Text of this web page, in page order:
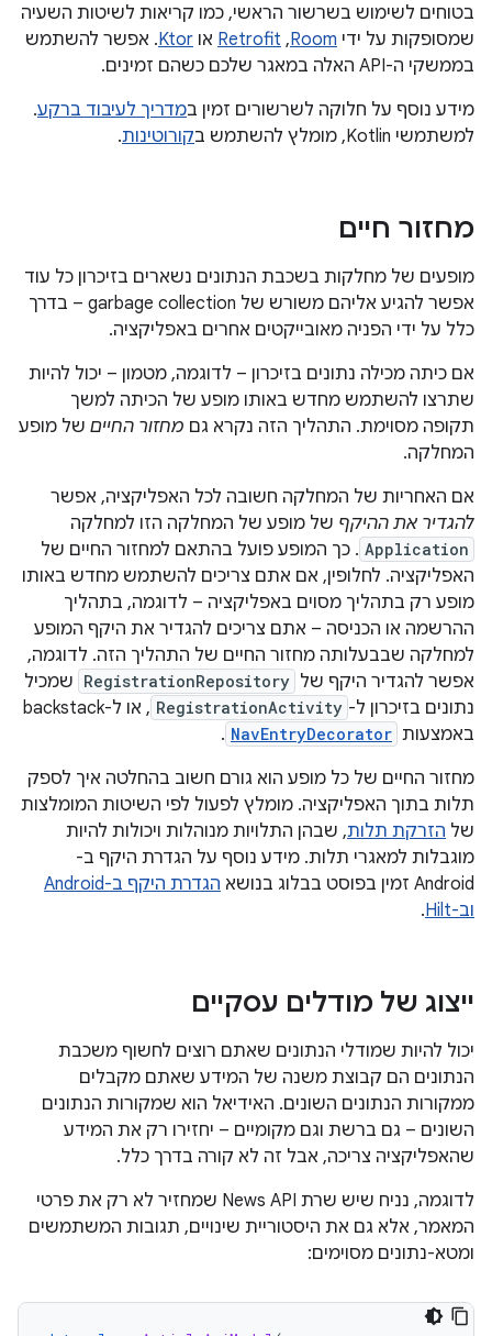
בטוחים לשימוש בשרשור הראשי, כמו קריאות לשיטות השעיה
שמסופקות על ידי Room
,‏
Retrofit או Ktor. אפשר להשתמש
בממשקי ה-API האלה במאגר שלכם כשהם זמינים.
מידע נוסף על חלוקה לשרשורים זמין במדריך לעיבוד ברקע.
למשתמשי Kotlin, מומלץ להשתמש ב
קורוטינות.
מחזור חיים
מופעים של מחלקות בשכבת הנתונים נשארים בזיכרון כל עוד
אפשר להגיע אליהם משורש של garbage collection – בדרך
כלל על ידי הפניה מאובייקטים אחרים באפליקציה.
אם כיתה מכילה נתונים בזיכרון – לדוגמה, מטמון – יכול להיות
שתרצו להשתמש מחדש באותו מופע של הכיתה למשך
תקופה מסוימת. התהליך הזה נקרא גם מחזור החיים של מופע
המחלקה.
אם האחריות של המחלקה חשובה לכל האפליקציה, אפשר
להגדיר את ההיקף של מופע של המחלקה הזו למחלקה
Application . כך המופע פועל בהתאם למחזור החיים של
האפליקציה. לחלופין, אם אתם צריכים להשתמש מחדש באותו
מופע רק בתהליך מסוים באפליקציה – לדוגמה, בתהליך
ההרשמה או הכניסה – אתם צריכים להגדיר את היקף המופע
למחלקה שבבעלותה מחזור החיים של התהליך הזה. לדוגמה,
אפשר להגדיר היקף של RegistrationRepository שמכיל
נתונים בזיכרון ל- RegistrationActivity
, או ל-backstack
באמצעות NavEntryDecorator
.
מחזור החיים של כל מופע הוא גורם חשוב בהחלטה איך לספק
תלות בתוך האפליקציה. מומלץ לפעול לפי השיטות המומלצות
של הזרקת תלות, שבהן התלויות מנוהלות ויכולות להיות
מוגבלות למאגרי תלות. מידע נוסף על הגדרת היקף ב-
Android זמין בפוסט בבלוג בנושא
הגדרת היקף ב-Android
וב-Hilt
.
ייצוג של מודלים עסקיים
יכול להיות שמודלי הנתונים שאתם רוצים לחשוף משכבת
הנתונים הם קבוצת משנה של המידע שאתם מקבלים
ממקורות הנתונים השונים. האידיאל הוא שמקורות הנתונים
השונים – גם ברשת וגם מקומיים – יחזירו רק את המידע
שהאפליקציה צריכה, אבל זה לא קורה בדרך כלל.
לדוגמה, נניח שיש שרת News API שמחזיר לא רק את פרטי
המאמר, אלא גם את היסטוריית שינויים, תגובות המשתמשים
ומטא-נתונים מסוימים: